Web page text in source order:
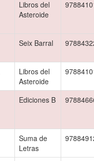
Libros del
Asteroide
Seix Barral
Libros del
Asteroide
Ediciones B
Suma de
Letras